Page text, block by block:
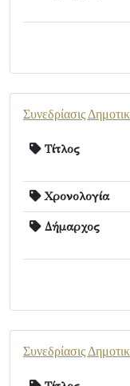
Συνεδρίασις
Τίτλος
Χρονολογία
Δήμαρχος
Συνεδρίασις